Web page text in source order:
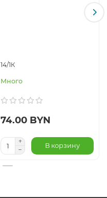
14/1К
Много
74.00 BYN
В корзину